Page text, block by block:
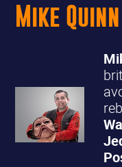
Mike Quinn